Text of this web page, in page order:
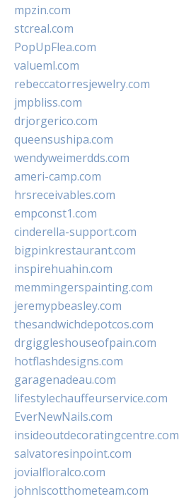
mpzin.com
stcreal.com
PopUpFlea.com
valueml.com
rebeccatorresjewelry.com
jmpbliss.com
drjorgerico.com
queensushipa.com
wendyweimerdds.com
ameri-camp.com
hrsreceivables.com
empconst1.com
cinderella-support.com
bigpinkrestaurant.com
inspirehuahin.com
memmingerspainting.com
jeremypbeasley.com
thesandwichdepotcos.com
drgiggleshouseofpain.com
hotflashdesigns.com
garagenadeau.com
lifestylechauffeurservice.com
EverNewNails.com
insideoutdecoratingcentre.com
salvatoresinpoint.com
jovialfloralco.com
johnlscotthometeam.com